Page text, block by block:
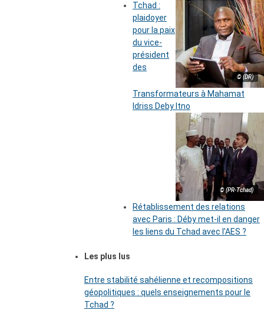
© (DR)
Tchad :
plaidoyer
pour la paix
du vice-
président
des
Transformateurs à Mahamat
Idriss Deby Itno
© (PR-Tchad)
Rétablissement des relations
avec Paris : Déby met-il en danger
les liens du Tchad avec l’AES ?
Les plus lus
Entre stabilité sahélienne et recompositions
géopolitiques : quels enseignements pour le
Tchad ?